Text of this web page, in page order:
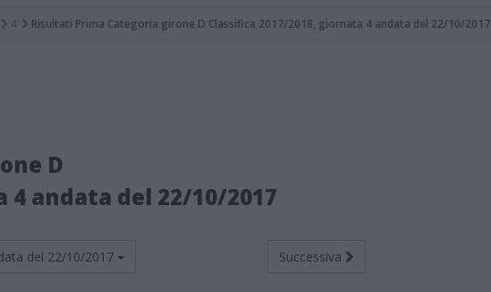
4 Risultati Prima Categoria girone D Classifica 2017/2018, giornata 4 andata del 22/10/2017
D
4 andata del 22/10/2017
del 22/10/2017 Successiva